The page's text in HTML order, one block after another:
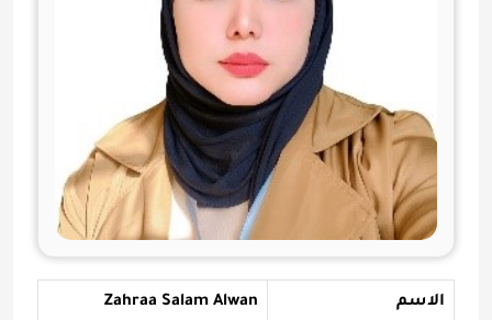
الاسم Zahraa Salam Alwan